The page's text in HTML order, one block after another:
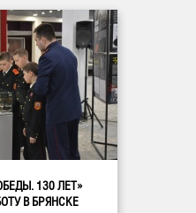
130 ЛЕТ»
В БРЯНСКЕ